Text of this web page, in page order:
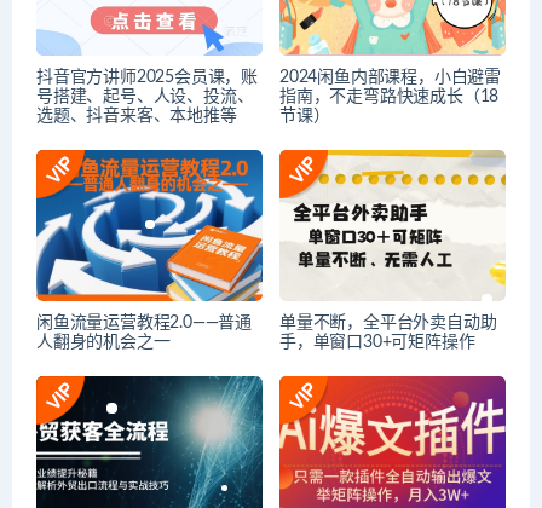
抖音官方讲师2025会员课，账
号搭建、起号、人设、投流、
选题、抖音来客、本地推等
2024闲鱼内部课程，小白避雷
指南，不走弯路快速成长（18
节课）
闲鱼流量运营教程2.0——普通
人翻身的机会之一
单量不断，全平台外卖自动助
手，单窗口30+可矩阵操作